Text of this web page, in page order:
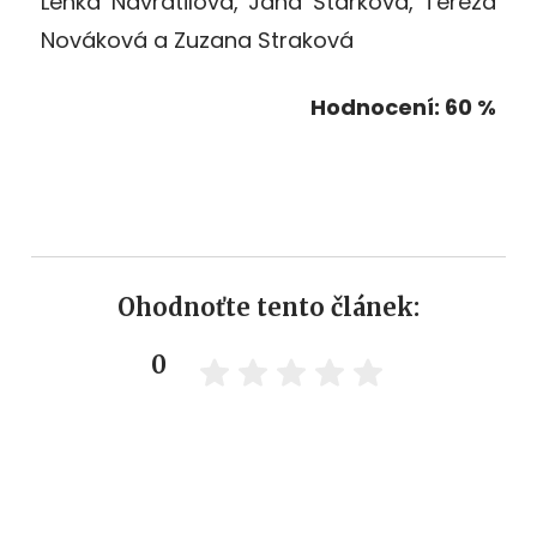
Nováková a Zuzana Straková
Hodnocení: 60 %
Ohodnoťte tento článek:
0